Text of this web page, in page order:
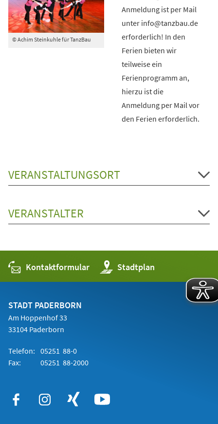
© Achim Steinkuhle für TanzBau
Anmeldung ist per Mail
unter info@tanzbau.de
erforderlich! In den
Ferien bieten wir
teilweise ein
Ferienprogramm an,
hierzu ist die
Anmeldung per Mail vor
den Ferien erforderlich.
VERANSTALTUNGSORT
VERANSTALTER
Kontaktformular Stadtplan
(Öffnet
in
einem
STADT PADERBORN
Am Hoppenhof 33
33104 Paderborn
Telefon: 05251 88-0
Fax:
05251 88-2000